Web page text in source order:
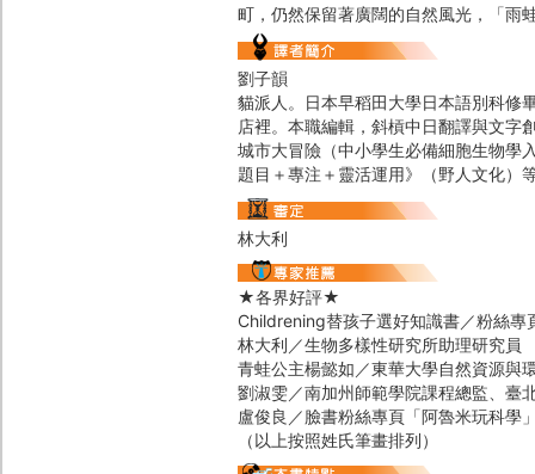
町，仍然保留著廣闊的自然風光，「雨
劉子韻
貓派人。日本早稻田大學日本語別科修
店裡。本職編輯，斜槓中日翻譯與文字
城市大冒險（中小學生必備細胞生物學
題目＋專注＋靈活運用》（野人文化）
林大利
★各界好評★
Childrening替孩子選好知識書／粉絲專
林大利／生物多樣性研究所助理研究員
青蛙公主楊懿如／東華大學自然資源與
劉淑雯／南加州師範學院課程總監、臺
盧俊良／臉書粉絲專頁「阿魯米玩科學
（以上按照姓氏筆畫排列）